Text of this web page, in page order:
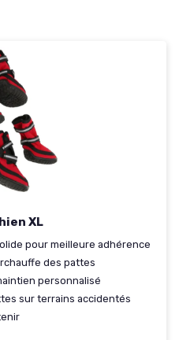
XL
pour meilleure adhérence
des pattes
personnalisé
sur terrains accidentés